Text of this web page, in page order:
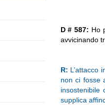
D # 587: Ho
avvicinando
R: L’attacco
non ci fosse
insostenibile
supplica